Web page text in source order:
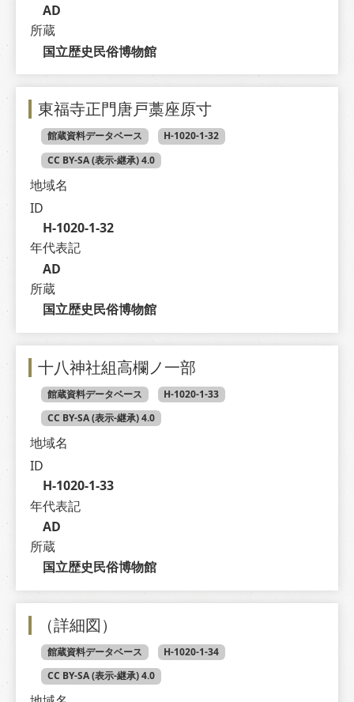
AD
所蔵
国立歴史民俗博物館
東福寺正門唐戸藁座原寸
館蔵資料データベース
H-1020-1-32
CC BY-SA (表示-継承) 4.0
地域名
ID
H-1020-1-32
年代表記
AD
所蔵
国立歴史民俗博物館
十八神社組高欄ノ一部
館蔵資料データベース
H-1020-1-33
CC BY-SA (表示-継承) 4.0
地域名
ID
H-1020-1-33
年代表記
AD
所蔵
国立歴史民俗博物館
（詳細図）
館蔵資料データベース
H-1020-1-34
CC BY-SA (表示-継承) 4.0